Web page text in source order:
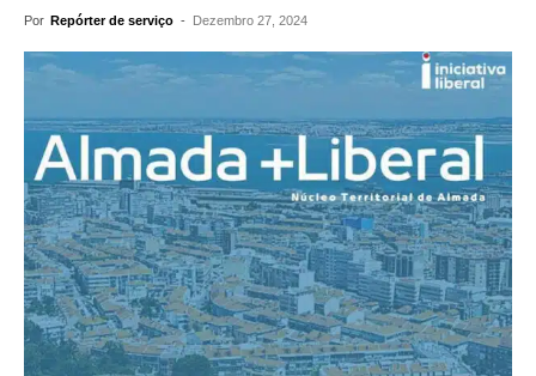
Por Repórter de serviço - Dezembro 27, 2024